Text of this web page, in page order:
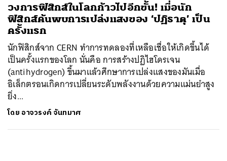
วงการฟิสิกส์ในโลกก้าวไปอีกขั้น! เมื่อนัก
ฟิสิกส์ค้นพบการเปล่งแสงของ ‘ปฏิธาตุ’ เป็น
ครั้งแรก
นักฟิสิกส์จาก CERN ทำการทดลองที่เหลือเชื่อให้เกิดขึ้นได้
เป็นครั้งแรกของโลก นั่นคือ การสร้างปฏิไฮโดรเจน
(antihydrogen) ขึ้นมาแล้วศึกษาการเปล่งแสงของมันเมื่อ
อิเล็กตรอนเกิดการเปลี่ยนระดับพลังงานด้วยความแม่นยำสูง
ยิ่ง...
โดย อาจวรงค์ จันทมาศ